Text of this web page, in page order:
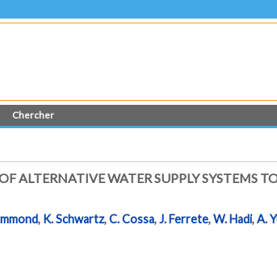
Chercher
ALTERNATIVE WATER SUPPLY SYSTEMS
, K. Schwartz,C. Cossa,J. Ferrete,W. Hadi,A.